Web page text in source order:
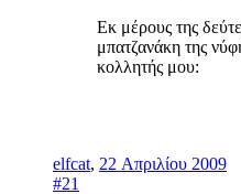
Εκ μέρους της
μπατζανάκη της
κολλητής μου:
elfcat, 22 Απριλίου 2009
#21